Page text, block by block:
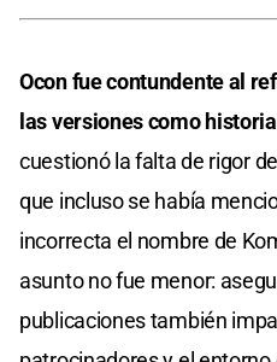
Ocon fue contundente al
las versiones como
cuestionó la falta de rigor
que incluso se había
incorrecta el nombre de
asunto no fue menor:
publicaciones también